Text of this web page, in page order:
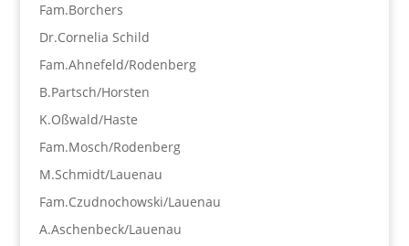
Fam.Borchers
Dr.Cornelia Schild
Fam.Ahnefeld/Rodenberg
B.Partsch/Horsten
K.Oßwald/Haste
Fam.Mosch/Rodenberg
M.Schmidt/Lauenau
Fam.Czudnochowski/Lauenau
A.Aschenbeck/Lauenau